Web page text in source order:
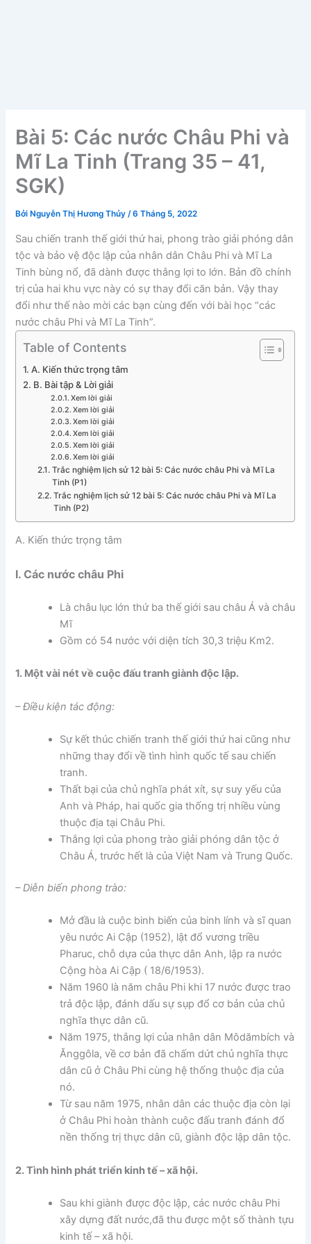
Bài 5: Các nước Châu Phi và
Mĩ La Tinh (Trang 35 – 41,
SGK)
Bởi Nguyễn Thị Hương Thủy/6 Tháng 5, 2022
Sau chiến tranh thế giới thứ hai, phong trào giải phóng dân
tộc và bảo vệ độc lập của nhân dân Châu Phi và Mĩ La
Tinh bùng nổ, đã dành được thắng lợi to lớn. Bản đồ chính
trị của hai khu vực này có sự thay đổi căn bản. Vậy thay
đổi như thế nào mời các bạn cùng đến với bài học “các
nước châu Phi và Mĩ La Tinh”.
Table of Contents
A. Kiến thức trọng tâm
B. Bài tập & Lời giải
Xem lời giải
Xem lời giải
Xem lời giải
Xem lời giải
Xem lời giải
Xem lời giải
Trắc nghiệm lịch sử 12 bài 5: Các nước châu Phi và Mĩ La
Tinh (P1)
Trắc nghiệm lịch sử 12 bài 5: Các nước châu Phi và Mĩ La
Tinh (P2)
A. Kiến thức trọng tâm
I. Các nước châu Phi
Là châu lục lớn thứ ba thế giới sau châu Á và châu
Mĩ
Gồm có 54 nước với diện tích 30,3 triệu Km2.
1. Một vài nét về cuộc đấu tranh giành độc lập.
– Điều kiện tác động:
Sự kết thúc chiến tranh thế giới thứ hai cũng như
những thay đổi về tình hình quốc tế sau chiến
tranh.
Thất bại của chủ nghĩa phát xít, sự suy yếu của
Anh và Pháp, hai quốc gia thống trị nhiều vùng
thuộc địa tại Châu Phi.
Thắng lợi của phong trào giải phóng dân tộc ở
Châu Á, trước hết là của Việt Nam và Trung Quốc.
– Diễn biến phong trào:
Mở đầu là cuộc binh biến của binh lính và sĩ quan
yêu nước Ai Cập (1952), lật đổ vương triều
Pharuc, chỗ dựa của thực dân Anh, lập ra nước
Cộng hòa Ai Cập ( 18/6/1953).
Năm 1960 là năm châu Phi khi 17 nước được trao
trả độc lập, đánh dấu sự sụp đổ cơ bản của chủ
nghĩa thực dân cũ.
Năm 1975, thắng lợi của nhân dân Môdămbích và
Ănggôla, về cơ bản đã chấm dứt chủ nghĩa thực
dân cũ ở Châu Phi cùng hệ thống thuộc địa của
nó.
Từ sau năm 1975, nhân dân các thuộc địa còn lại
ở Châu Phi hoàn thành cuộc đấu tranh đánh đổ
nền thống trị thực dân cũ, giành độc lập dân tộc.
2. Tình hình phát triển kinh tế – xã hội.
Sau khi giành được độc lập, các nước châu Phi
xây dựng đất nước,đã thu được một số thành tựu
kinh tế – xã hội.